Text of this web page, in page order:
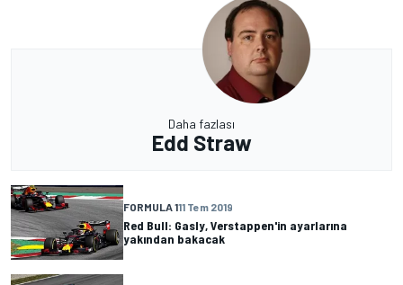
Daha fazlası
Edd Straw
FORMULA 111 Tem 2019
Red Bull: Gasly, Verstappen'in ayarlarına
yakından bakacak